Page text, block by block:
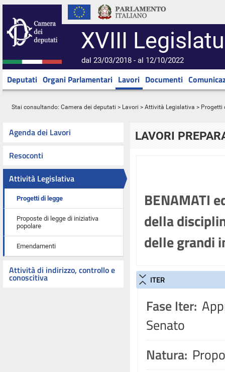
XVIII
dal 23/03/2018 - al 12/10/2022
Deputati Organi Parlamentari Lavori Documenti
Stai consultando: Camera dei deputati > Lavori > Attività Legislativa > Progetti
Agenda dei Lavori
Resoconti
Attività Legislativa
Progetti di legge
Proposte di legge di iniziativa
popolare
Emendamenti
Attività di indirizzo, controllo e
conoscitiva
LAVORI
BENAMATI
della
delle grandi
ITER
Fase Iter:
Senato
Natura: